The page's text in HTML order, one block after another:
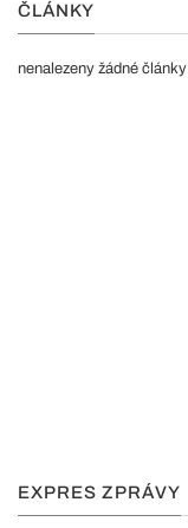
ČLÁNKY
nenalezeny žádné články
EXPRES ZPRÁVY